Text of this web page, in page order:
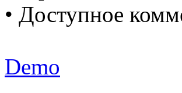
• Доступное
Demo